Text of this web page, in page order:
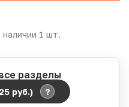
наличии 1 шт.
разделы
руб.) ?